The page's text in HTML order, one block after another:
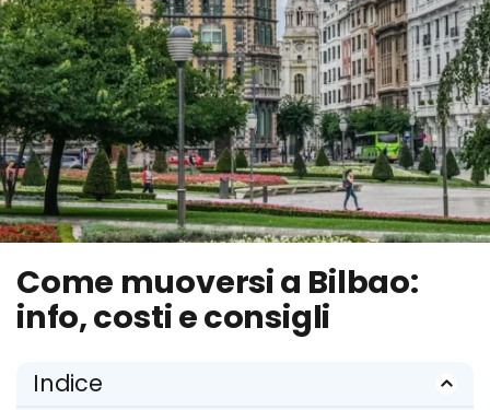
Come muoversi a Bilbao:
info, costi e consigli
Indice